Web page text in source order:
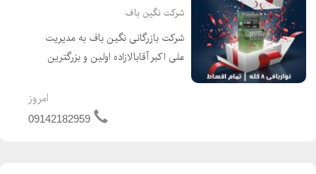
شرکت نگین باف
شرکت بازرگانی نگین باف به مدیریت
علی اکبر آقابالازاده اولین و بزرگترین
نساجی از جمله دستگاه نواربافی 8 کله با
برندهای معتبر و با سرعت بالا به صورت
امروز
09142182959